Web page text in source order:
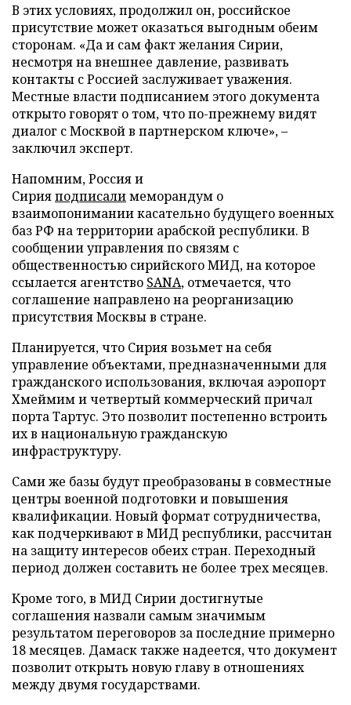
В этих условиях, продолжил он, российское
присутствие может оказаться выгодным обеим
сторонам. «Да и сам факт желания Сирии,
несмотря на внешнее давление, развивать
контакты с Россией заслуживает уважения.
Местные власти подписанием этого документа
открыто говорят о том, что по-прежнему видят
диалог с Москвой в партнерском ключе», –
заключил эксперт.
Напомним, Россия и
Сирияподписалимеморандум о
взаимопонимании касательно будущего военных
баз РФ на территории арабской республики. В
сообщении управления по связям с
общественностью сирийского МИД, на которое
ссылается агентство SANA, отмечается, что
соглашение направлено на реорганизацию
присутствия Москвы в стране.
Планируется, что Сирия возьмет на себя
управление объектами, предназначенными для
гражданского использования, включая аэропорт
Хмеймим и четвертый коммерческий причал
порта Тартус. Это позволит постепенно встроить
их в национальную гражданскую
инфраструктуру.
Сами же базы будут преобразованы в совместные
центры военной подготовки и повышения
квалификации. Новый формат сотрудничества,
как подчеркивают в МИД республики, рассчитан
на защиту интересов обеих стран. Переходный
период должен составить не более трех месяцев.
Кроме того, в МИД Сирии достигнутые
соглашения назвали самым значимым
результатом переговоров за последние примерно
18 месяцев. Дамаск также надеется, что документ
позволит открыть новую главу в отношениях
между двумя государствами.